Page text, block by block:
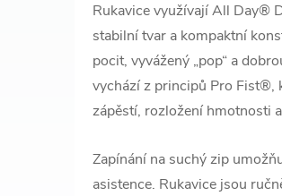
Rukavice využívají All Day®
stabilní tvar a kompaktní
pocit, vyvážený „pop“ a
vychází z principů Pro Fist®,
zápěstí, rozložení hmotnosti
Zapínání na suchý zip
asistence. Rukavice jsou